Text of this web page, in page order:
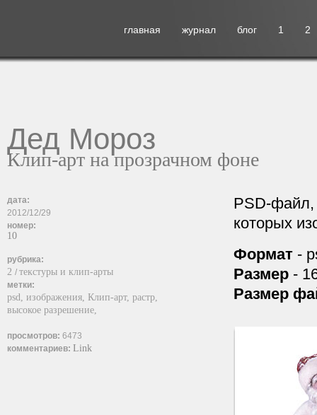
главная журнал блог 1 2
Дед Мороз
Клип-арт на прозрачном фоне
дата:
2012/12/29
номер:
10
рубрика:
2 / текстуры и клип-арты
метки:
psd, изображения, Клип-арт, растр,
высокое разрешение,
просмотров: 6473
комментариев: Link
PSD-
которых
Формат -
Размер -
Размер